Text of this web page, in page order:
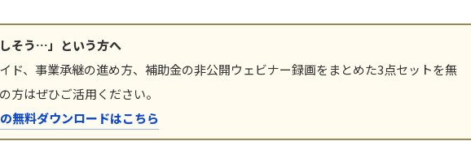
そう…」という方へ
ド、事業承継の進め方、補助金の非公開ウェビナー録画をまとめた3点セットを無
方はぜひご活用ください。
無料ダウンロードはこちら